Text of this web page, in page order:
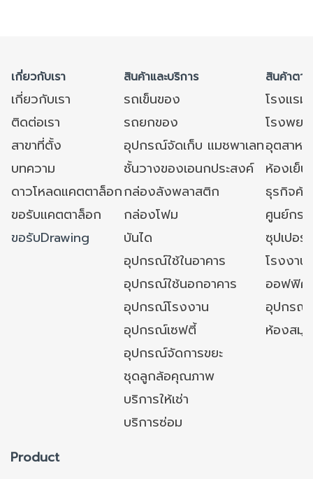
เกี่ยวกับเรา สินค้าและบริการ สินค้าตา
เกี่ยวกับเรา รถเข็นของ
โรงแร
ติดต่อเรา
รถยกของ
โรงพย
สาขาที่ตั้ง
อุปกรณ์จัดเก็บ แมชพาเลทอุตสาหก
บทความ
ชั้นวางของเอนกประสงค์
ห้องเย็
ดาวโหลดแคตตาล็อกกล่องลังพลาสติก
ธุรกิจค้
ขอรับแคตตาล็อก
กล่องโฟม
ศูนย์กร
ขอรับDrawing
บันได
ซุปเปอ
อุปกรณ์ใช้ในอาคาร
โรงงา
อุปกรณ์ใช้นอกอาคาร
ออฟฟิศ/
อุปกรณ์โรงงาน
อุปกรณ์
อุปกรณ์เซฟตี้
ห้องสมุ
อุปกรณ์จัดการขยะ
ชุดลูกล้อคุณภาพ
บริการให้เช่า
บริการซ่อม
Product